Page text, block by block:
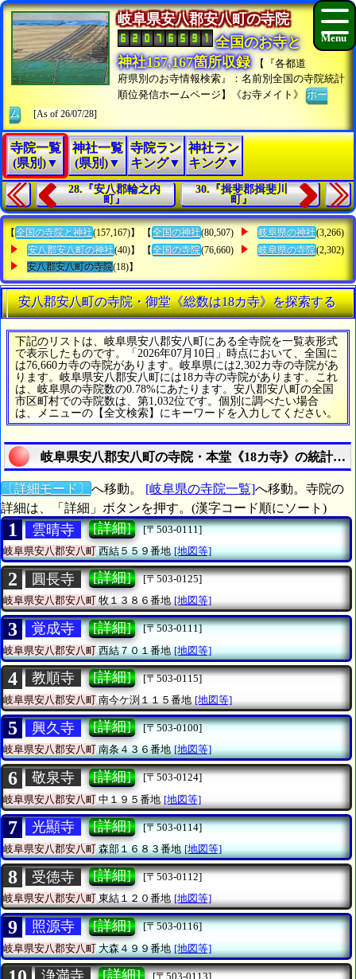
岐阜県安八郡安八町の寺院
全国のお寺と
神社157,167箇所収録
【『各都道
府県別のお寺情報検索』：名前別全国の寺院統計
順位発信ホームページ】《お寺メイト》ホー
ム
[As of 26/07/28]
寺院一覧
(県別)▼
神社一覧
(県別)▼
寺院ラン
キング▼
神社ラン
キング▼
28.『安八郡輪之内
町』
30.『揖斐郡揖斐川
町』
【 全国の寺院と神社(157,167)】 【 全国の神社(80,507) 岐阜県の神社(3,266)
安八郡安八町の神社(40)】 【 全国の寺院(76,660) 岐阜県の寺院(2,302)
安八郡安八町の寺院(18)】
安八郡安八町の寺院・御堂《総数は18カ寺》を探索する
下記のリストは、岐阜県安八郡安八町にある全寺院を一覧表形式
で表示したものです。「2026年07月10日」時点において、全国に
は76,660カ寺の寺院があります。岐阜県には2,302カ寺の寺院があ
ります。岐阜県安八郡安八町には18カ寺の寺院があります。これ
は、岐阜県の寺院数の0.78%にあたります。安八郡安八町の全国
市区町村での寺院数は、第1,032位です。個別に調べたい場合
は、メニューの【全文検索】にキーワードを入力してください。
岐阜県安八郡安八町の寺院・本堂《18カ寺》の統計情
〔詳細モード〕 へ移動。 [岐阜県の寺院一覧]へ移動。寺院の
詳細は、「詳細」ボタンを押す。(漢字コード順にソート)
1 雲晴寺 [詳細]
[〒503-0111]
岐阜県安八郡安八町西結５５９番地 [地図等]
2 圓長寺 [詳細]
[〒503-0125]
岐阜県安八郡安八町牧１３８６番地 [地図等]
3 覚成寺 [詳細]
[〒503-0111]
岐阜県安八郡安八町西結７０１番地 [地図等]
4 教順寺 [詳細]
[〒503-0115]
岐阜県安八郡安八町 南今ケ渕１１５番地 [地図等]
5 興久寺 [詳細]
[〒503-0100]
岐阜県安八郡安八町南条４３６番地 [地図等]
6 敬泉寺 [詳細]
[〒503-0124]
岐阜県安八郡安八町 中１９５番地 [地図等]
7 光顯寺 [詳細]
[〒503-0114]
岐阜県安八郡安八町森部１６８３番地 [地図等]
8 受徳寺 [詳細]
[〒503-0112]
岐阜県安八郡安八町東結１２０番地 [地図等]
9 照源寺 [詳細]
[〒503-0116]
岐阜県安八郡安八町大森４９９番地 [地図等]
[詳細]
[〒503-0113]